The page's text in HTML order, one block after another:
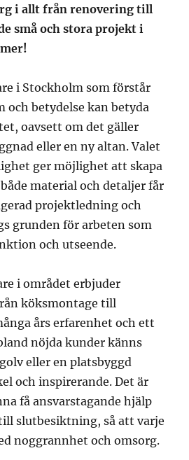
i allt från renovering till
små och stora projekt i
i Stockholm som förstår
och betydelse kan betyda
oavsett om det gäller
eller en ny altan. Valet
ger möjlighet att skapa
material och detaljer får
projektledning och
grunden för arbeten som
och utseende.
i området erbjuder
köksmontage till
års erfarenhet och ett
nöjda kunder känns
eller en platsbyggd
och inspirerande. Det är
få ansvarstagande hjälp
slutbesiktning, så att varje
noggrannhet och omsorg.